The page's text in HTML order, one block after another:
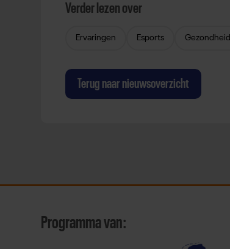
Verder lezen over
Ervaringen Esports Gezondheid
Terug naar nieuwsoverzicht
Programma van: